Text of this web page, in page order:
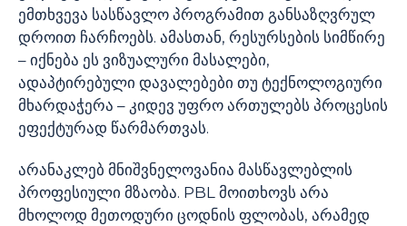
ემთხვევა სასწავლო პროგრამით განსაზღვრულ
დროით ჩარჩოებს. ამასთან, რესურსების სიმწირე
– იქნება ეს ვიზუალური მასალები,
ადაპტირებული დავალებები თუ ტექნოლოგიური
მხარდაჭერა – კიდევ უფრო ართულებს პროცესის
ეფექტურად წარმართვას.
არანაკლებ მნიშვნელოვანია მასწავლებლის
პროფესიული მზაობა. PBL მოითხოვს არა
მხოლოდ მეთოდური ცოდნის ფლობას, არამედ